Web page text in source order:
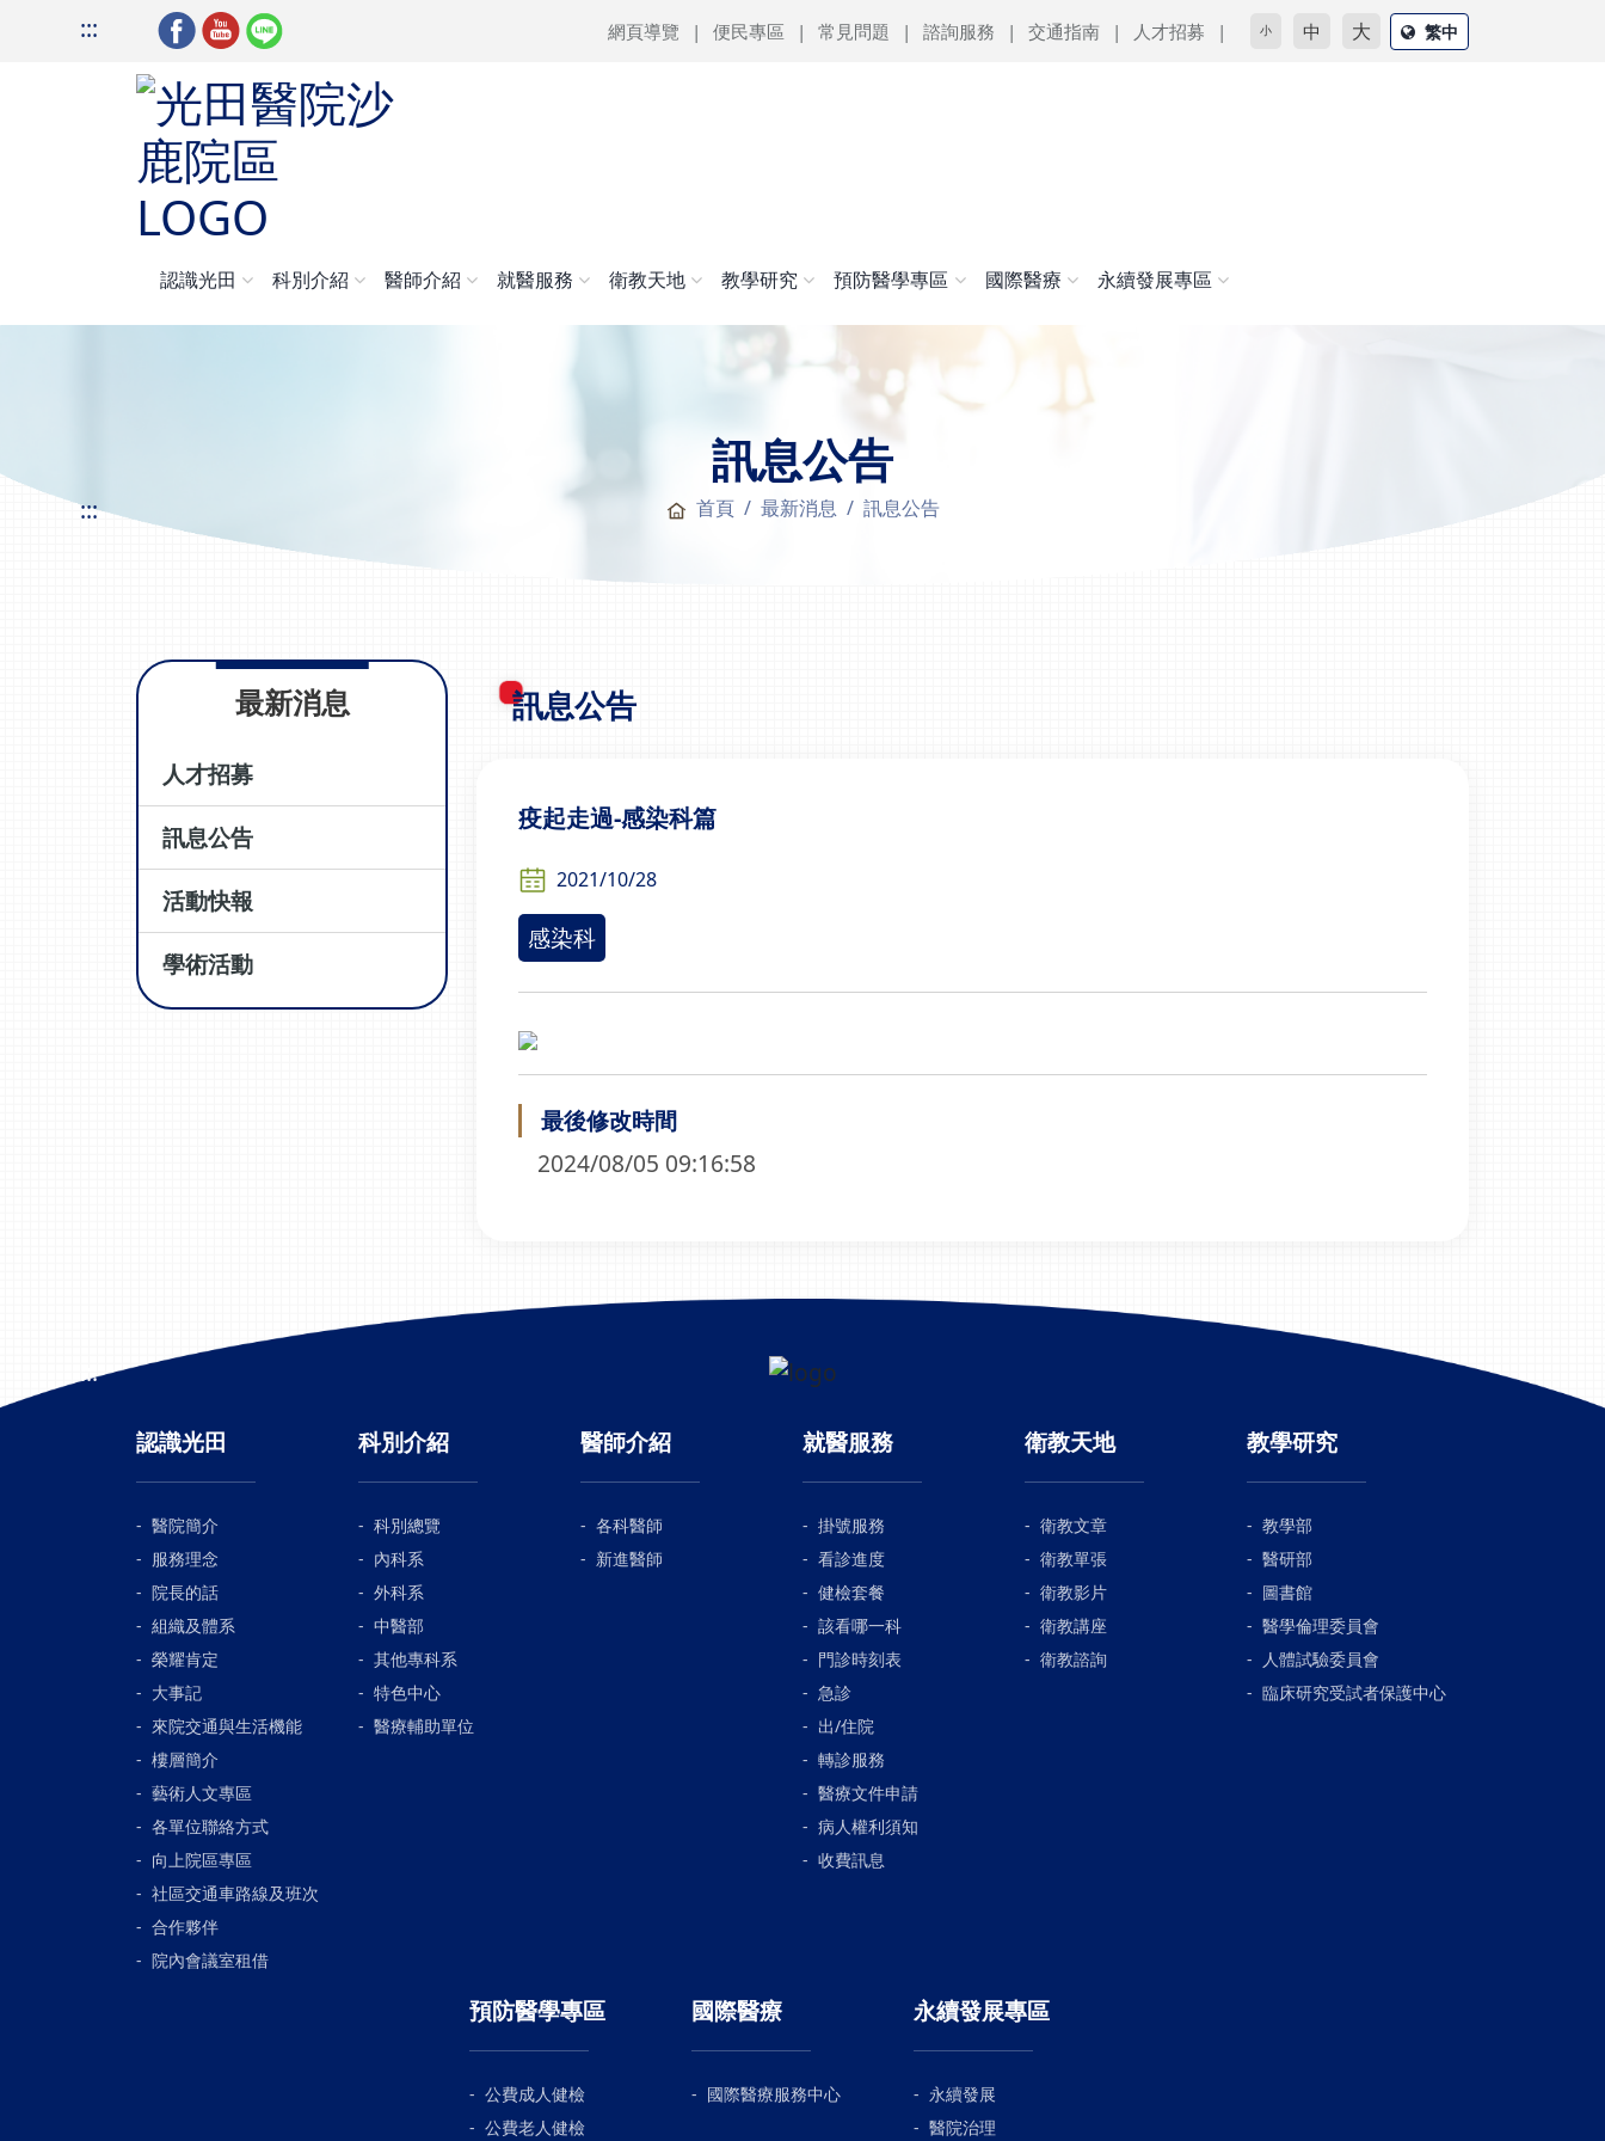
::: 網頁導覽 便民專區 常見問題 諮詢服務 交通指南 人才招募 小 中 大 繁中
認識光田 科別介紹 醫師介紹 就醫服務 衛教天地 教學研究 預防醫學專區 國際醫療 永續發展專區
訊息公告
::: 首頁 最新消息 訊息公告
最新消息
人才招募
訊息公告
活動快報
學術活動
訊息公告
疫起走過-感染科篇
2021/10/28
感染科
最後修改時間
2024/08/05 09:16:58
:::
認識光田
醫院簡介
服務理念
院長的話
組織及體系
榮耀肯定
大事記
來院交通與生活機能
樓層簡介
藝術人文專區
各單位聯絡方式
向上院區專區
社區交通車路線及班次
合作夥伴
院內會議室租借
科別介紹
科別總覽
內科系
外科系
中醫部
其他專科系
特色中心
醫療輔助單位
醫師介紹
各科醫師
新進醫師
就醫服務
掛號服務
看診進度
健檢套餐
該看哪一科
門診時刻表
急診
出/住院
轉診服務
醫療文件申請
病人權利須知
收費訊息
衛教天地
衛教文章
衛教單張
衛教影片
衛教講座
衛教諮詢
教學研究
教學部
醫研部
圖書館
醫學倫理委員會
人體試驗委員會
臨床研究受試者保護中心
預防醫學專區
公費成人健檢
公費老人健檢
國際醫療
國際醫療服務中心
永續發展專區
永續發展
醫院治理